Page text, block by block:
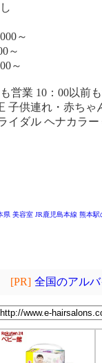
～
～
～
営業 10：00以前
子供連れ・赤ち
イダル ヘナカラー
県 美容室 JR鹿児島本線 熊本駅
[PR] 全国のアル